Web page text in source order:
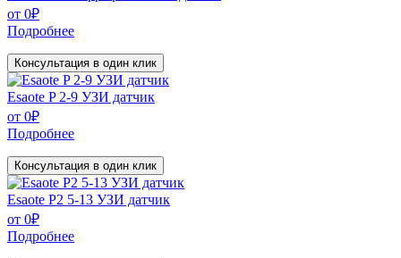
от 0₽
Подробнее
Консультация в один клик
Esaote P 2-9 УЗИ датчик
от 0₽
Подробнее
Консультация в один клик
Esaote P2 5-13 УЗИ датчик
от 0₽
Подробнее